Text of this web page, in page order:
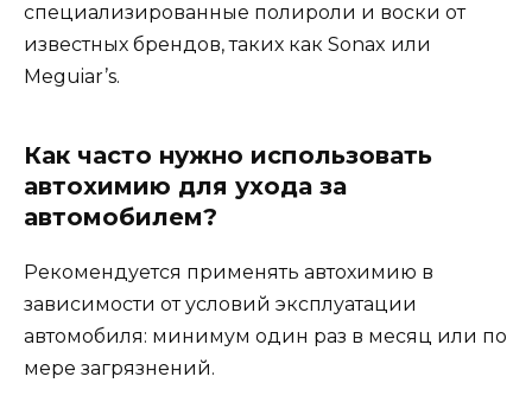
специализированные полироли и воски от
известных брендов, таких как Sonax или
Meguiar’s.
Как часто нужно использовать
автохимию для ухода за
автомобилем?
Рекомендуется применять автохимию в
зависимости от условий эксплуатации
автомобиля: минимум один раз в месяц или по
мере загрязнений.